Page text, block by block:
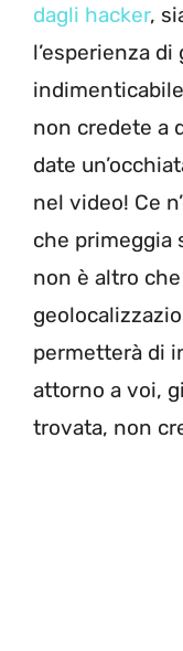
dagli hacker,
l’esperienza
non credete a
date
nel video! Ce
che primeggia
non è altro
permetterà di
attorno a voi,
trovata, non